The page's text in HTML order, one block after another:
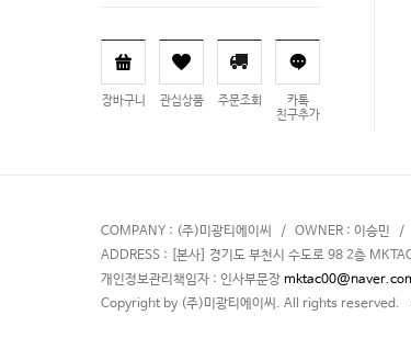
장바구니 관심상품 주문조회
카톡
친구추가
COMPANY : (주)미광티에이씨 / OWNER : 이승
ADDRESS : [본사] 경기도 부천시 수도로 98 2층
개인정보관리책임자 : 인사부문장
Copyright by (주)미광티에이씨. All rights reserved.